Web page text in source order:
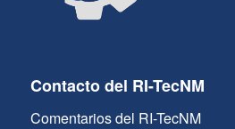
Contacto del RI-TecNM
Comentarios del RI-TecNM